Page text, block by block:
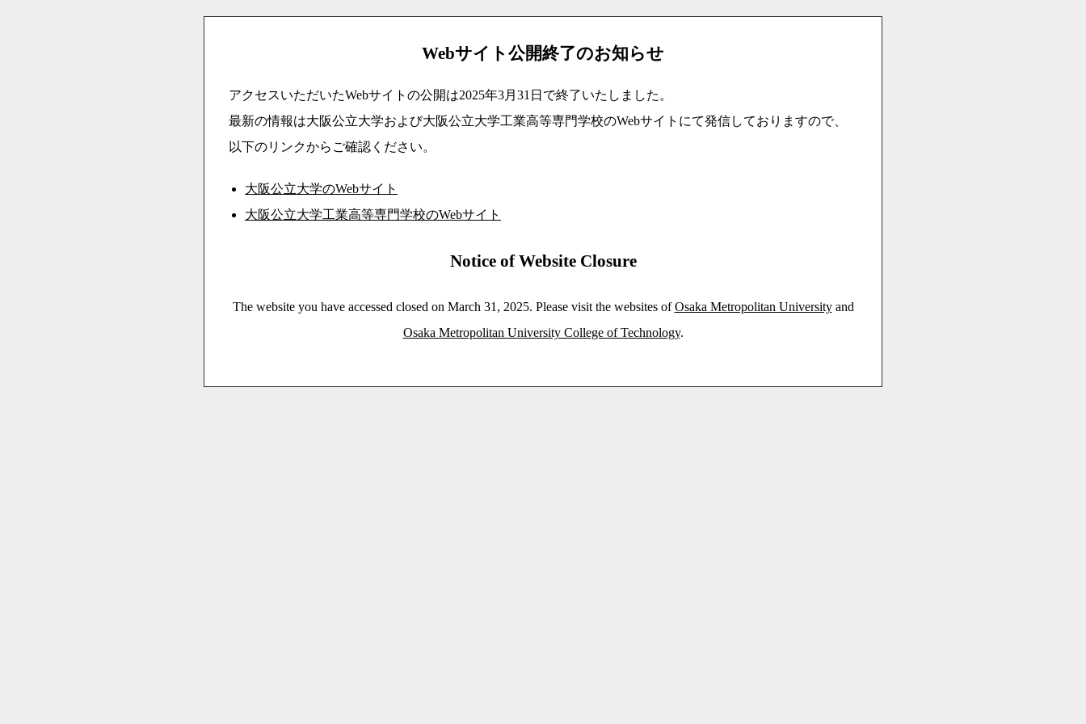
Webサイト公開終了のお知らせ
アクセスいただいたWebサイトの公開は2025年3月31日で終了いたしました。
最新の情報は大阪公立大学および大阪公立大学工業高等専門学校のWebサイトにて発信しておりますので、
以下のリンクからご確認ください。
大阪公立大学のWebサイト
大阪公立大学工業高等専門学校のWebサイト
Notice of Website Closure
The website you have accessed closed on March 31, 2025. Please visit the websites ofOsaka Metropolitan Universityand
Osaka Metropolitan University College of Technology.